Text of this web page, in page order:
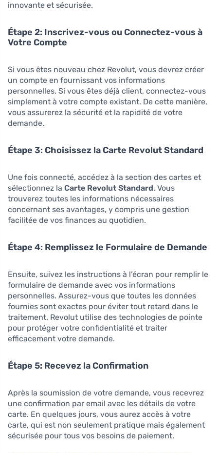
innovante et sécurisée.
Étape 2: Inscrivez-vous ou Connectez-vous à
Votre Compte
Si vous êtes nouveau chez Revolut, vous devrez créer
un compte en fournissant vos informations
personnelles. Si vous êtes déjà client, connectez-vous
simplement à votre compte existant. De cette manière,
vous assurerez la sécurité et la rapidité de votre
demande.
Étape 3: Choisissez la Carte Revolut Standard
Une fois connecté, accédez à la section des cartes et
sélectionnez la Carte Revolut Standard. Vous
trouverez toutes les informations nécessaires
concernant ses avantages, y compris une gestion
facilitée de vos finances au quotidien.
Étape 4: Remplissez le Formulaire de Demande
Ensuite, suivez les instructions à l’écran pour remplir le
formulaire de demande avec vos informations
personnelles. Assurez-vous que toutes les données
fournies sont exactes pour éviter tout retard dans le
traitement. Revolut utilise des technologies de pointe
pour protéger votre confidentialité et traiter
efficacement votre demande.
Étape 5: Recevez la Confirmation
Après la soumission de votre demande, vous recevrez
une confirmation par email avec les détails de votre
carte. En quelques jours, vous aurez accès à votre
carte, qui est non seulement pratique mais également
sécurisée pour tous vos besoins de paiement.